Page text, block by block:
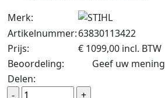
Merk:
Artikelnummer:63830113422
Prijs:
€ 1099,00 incl. BTW
Beoordeling:
Geef uw mening
Delen: